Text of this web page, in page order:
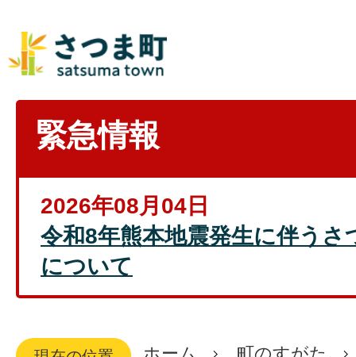
緊急情報
2026年08月04日
令和8年熊本地震発生に伴うさ
について